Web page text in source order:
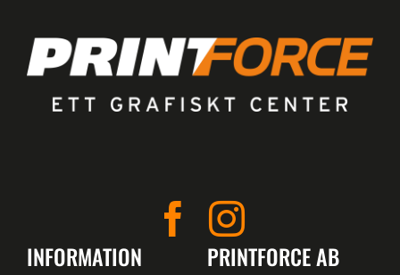
PRINTFORCE AB
INFORMATION